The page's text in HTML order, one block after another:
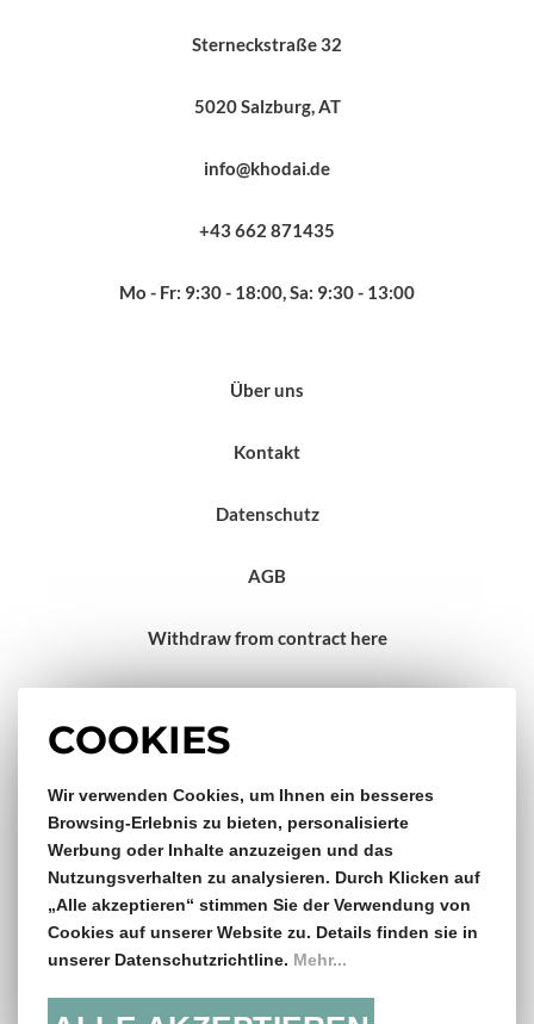
COOKIES
Wir verwenden Cookies, um Ihnen ein besseres
Browsing-Erlebnis zu bieten, personalisierte
Werbung oder Inhalte anzuzeigen und das
Nutzungsverhalten zu analysieren. Durch Klicken auf
„Alle akzeptieren“ stimmen Sie der Verwendung von
Cookies auf unserer Website zu. Details finden sie in
unserer Datenschutzrichtline. Mehr...
Sterneckstraße 32
5020 Salzburg, AT
info@khodai.de
+43 662 871435
Mo - Fr: 9:30 - 18:00, Sa: 9:30 - 13:00
Über uns
Kontakt
Datenschutz
AGB
Withdraw from contract here
Gratis Versand & Rückversand
ab €150,- Bestellwert
14 Tage Rückgaberecht